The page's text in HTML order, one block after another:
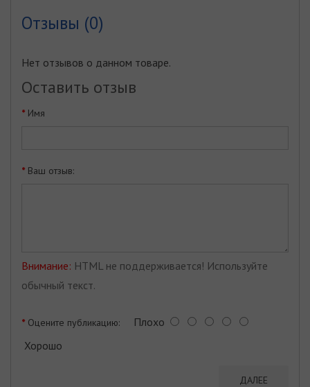
Отзывы (0)
Нет отзывов о данном товаре.
Оставить отзыв
Имя
Ваш отзыв:
Внимание: HTML не поддерживается! Используйте
обычный текст.
Оцените публикацию: Плохо
Хорошо
ДАЛЕЕ